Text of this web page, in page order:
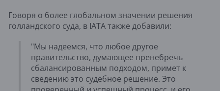
Говоря о более глобальном значении решения
голландского суда, в IATA также добавили:
"Мы надеемся, что любое другое
правительство, думающее пренебречь
сбалансированным подходом, примет к
сведению это судебное решение. Это